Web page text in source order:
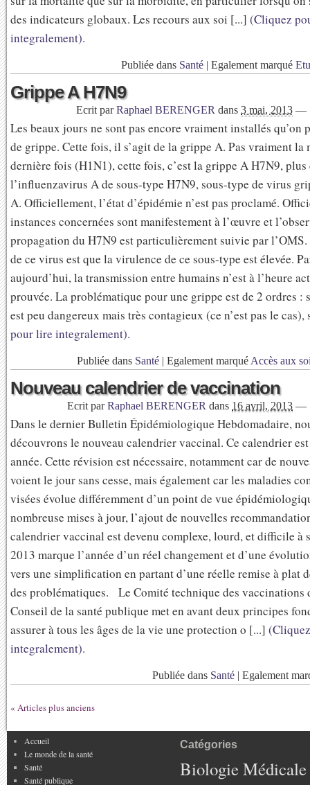
des indicateurs globaux. Les recours aux soi [...] (Cliquez
integralement).
Publiée dans Santé | Egalement marqué
Grippe A H7N9
Ecrit parRaphael BERENGER dans 3 mai, 2013 —
Les beaux jours ne sont pas encore vraiment installés qu’on
de grippe. Cette fois, il s’agit de la grippe A. Pas vraiment la
dernière fois (H1N1), cette fois, c’est la grippe A H7N9, plus
l’influenzavirus A de sous-type H7N9, sous-type de virus
A. Officiellement, l’état d’épidémie n’est pas proclamé.
instances concernées sont manifestement à l’œuvre et
propagation du H7N9 est particulièrement suivie par
de ce virus est que la virulence de ce sous-type est élevée.
aujourd’hui, la transmission entre humains n’est à l’heure
prouvée. La problématique pour une grippe est de 2 ordres :
est peu dangereux mais très contagieux (ce n’est pas le
pour lire integralement).
Publiée dans Santé | Egalement marqué Accès aux
Nouveau calendrier de vaccination
Ecrit parRaphael BERENGER dans 16 avril, 2013 —
Dans le dernier Bulletin Épidémiologique Hebdomadaire,
découvrons le nouveau calendrier vaccinal. Ce calendrier
année. Cette révision est nécessaire, notamment car de
voient le jour sans cesse, mais également car les maladies
visées évolue différemment d’un point de vue
nombreuse mises à jour, l’ajout de nouvelles
calendrier vaccinal est devenu complexe, lourd, et difficile à
2013 marque l’année d’un réel changement et d’une
vers une simplification en partant d’une réelle remise à plat
des problématiques. Le Comité technique des vaccinations
Conseil de la santé publique met en avant deux principes
assurer à tous les âges de la vie une protection o [...]
integralement).
Publiée dans Santé | Egalement
« Articles plus anciens
Accueil
Le monde de la santé
Santé
Santé publique
Catégories
Biologie Médicale